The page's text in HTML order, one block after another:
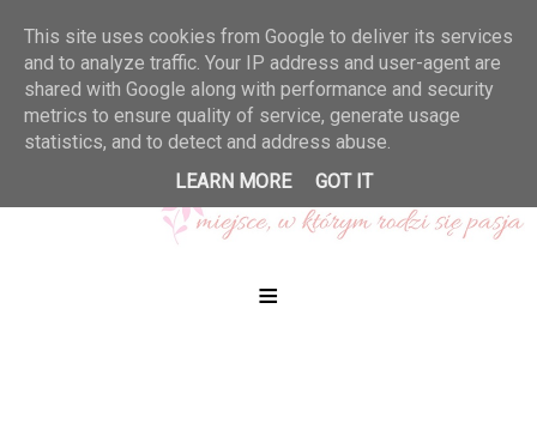
≡
This site uses cookies from Google to deliver its services
and to analyze traffic. Your IP address and user-agent are
shared with Google along with performance and security
metrics to ensure quality of service, generate usage
statistics, and to detect and address abuse.
LEARN MORE
GOT IT